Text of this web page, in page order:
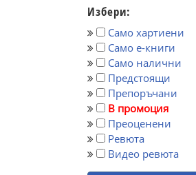
Избери:
Само хартиени
Само е-книги
Само налични
Предстоящи
Препоръчани
В промоция
Преоценени
Ревюта
Видео ревюта